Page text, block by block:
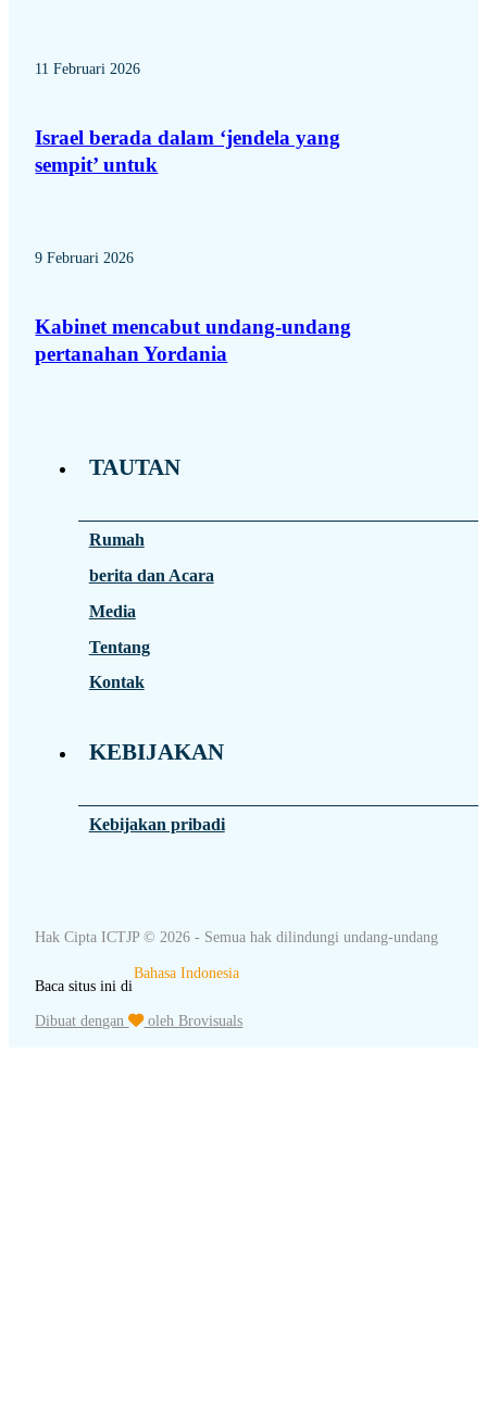
11 Februari 2026
Israel berada dalam ‘jendela yang
sempit’ untuk
9 Februari 2026
Kabinet mencabut undang-undang
pertanahan Yordania
TAUTAN
Rumah
berita dan Acara
Media
Tentang
Kontak
KEBIJAKAN
Kebijakan pribadi
Hak Cipta ICTJP © 2026 - Semua hak dilindungi undang-undang
Baca situs ini di
Bahasa Indonesia
Dibuat dengan oleh Brovisuals